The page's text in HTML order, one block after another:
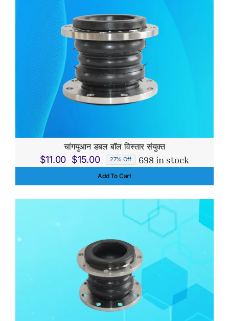
चांगयुआन डबल बॉल विस्तार संयुक्त
$15.00
Original
price
$11.00
Current
price
27% Off 698 in stock
Add To Cart